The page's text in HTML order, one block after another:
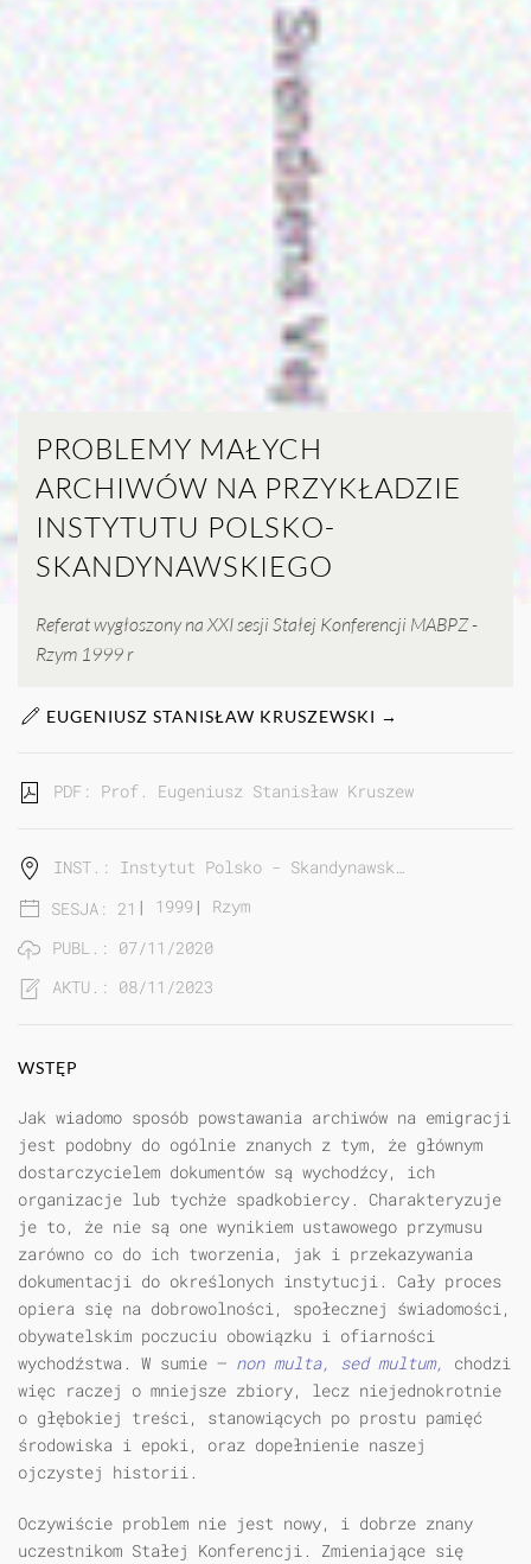
PROBLEMY MAŁYCH
ARCHIWÓW NA PRZYKŁADZIE
INSTYTUTU POLSKO-
SKANDYNAWSKIEGO
Referat wygłoszony na XXI sesji Stałej Konferencji MABPZ -
Rzym 1999 r
WSTĘP
Jak wiadomo sposób powstawania archiwów na emigracji
jest podobny do ogólnie znanych z tym, że głównym
dostarczycielem dokumentów są wychodźcy, ich
organizacje lub tychże spadkobiercy. Charakteryzuje
je to, że nie są one wynikiem ustawowego przymusu
zarówno co do ich tworzenia, jak i przekazywania
dokumentacji do określonych instytucji. Cały proces
opiera się na dobrowolności, społecznej świadomości,
obywatelskim poczuciu obowiązku i ofiarności
wychodźstwa. W sumie — non multa, sed multum, chodzi
więc raczej o mniejsze zbiory, lecz niejednokrotnie
o głębokiej treści, stanowiących po prostu pamięć
środowiska i epoki, oraz dopełnienie naszej
ojczystej historii.
Oczywiście problem nie jest nowy, i dobrze znany
uczestnikom Stałej Konferencji. Zmieniające się
EUGENIUSZ STANISŁAW KRUSZEWSKI →
PDF: Prof. Eugeniusz Stanisław Kruszewski |
INST.: Instytut Polsko - Skandynawsk…
SESJA: 21 | 1999 | Rzym
PUBL.: 07/11/2020
AKTU.: 08/11/2023